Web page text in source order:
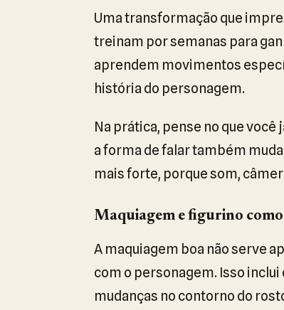
Uma transformação que
treinam por semanas para
aprendem movimentos
história do personagem.
Na prática, pense no que você
a forma de falar também
mais forte, porque som,
Maquiagem e figurino
A maquiagem boa não serve
com o personagem. Isso
mudanças no contorno do